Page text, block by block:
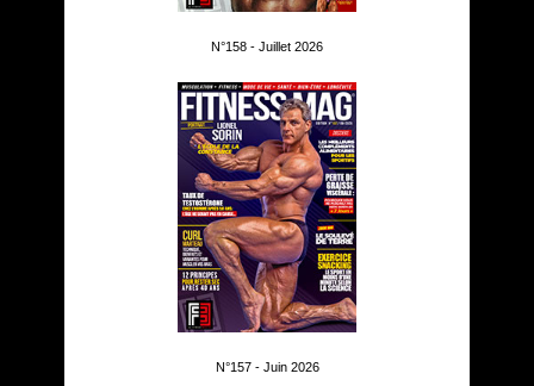
N°158 - Juillet 2026
N°157 - Juin 2026